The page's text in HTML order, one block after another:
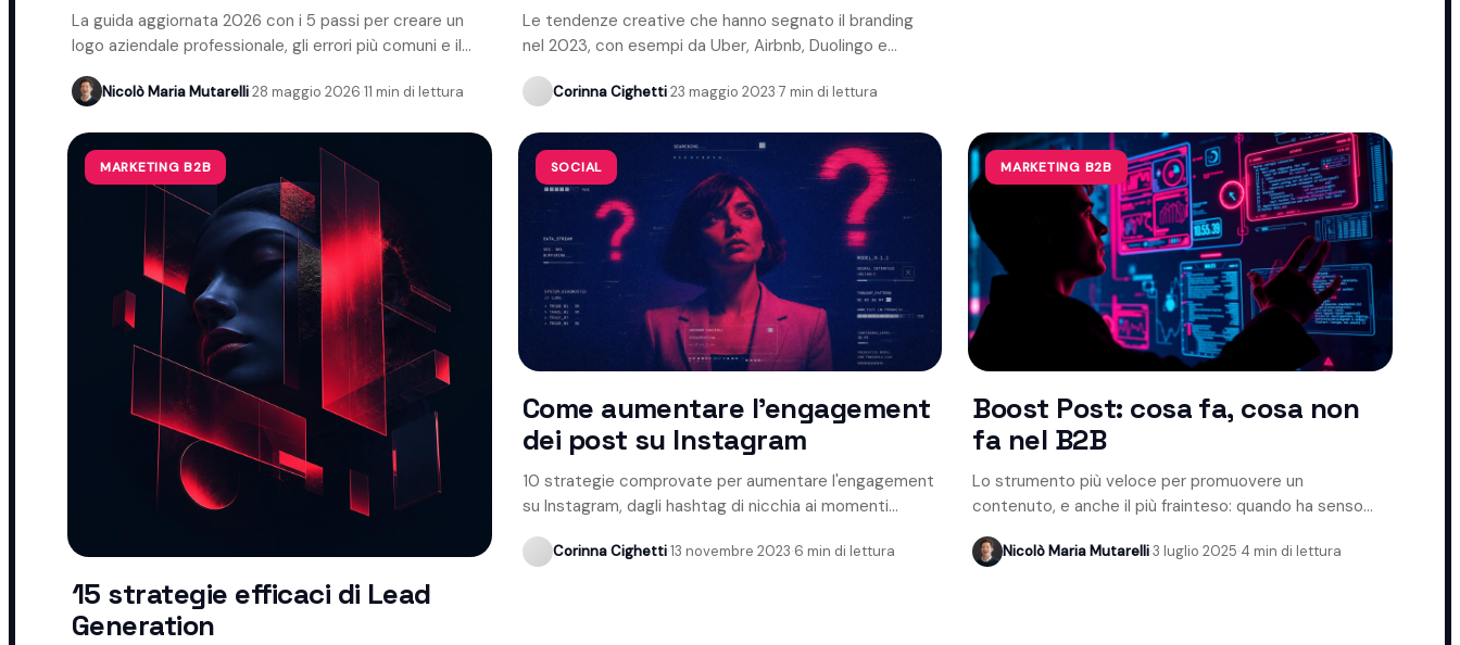
La guida aggiornata 2026 con i 5 passi per creare un
logo aziendale professionale, gli errori più comuni e il
ruolo dell'AI.
Nicolò Maria Mutarelli·28 maggio 2026·11 min di lettura
Le tendenze creative che hanno segnato il branding
nel 2023, con esempi da Uber, Airbnb, Duolingo e
Coca-Cola.
Corinna Cighetti·23 maggio 2023·7 min di lettura
MARKETING B2B
15 strategie efficaci di Lead
Generation
SOCIAL
Come aumentare l'engagement
dei post su Instagram
10 strategie comprovate per aumentare l'engagement
su Instagram, dagli hashtag di nicchia ai momenti
Corinna Cighetti·13 novembre 2023·6 min di lettura
MARKETING B2B
Boost Post: cosa fa, cosa non
fa nel B2B
Lo strumento più veloce per promuovere un
contenuto, e anche il più frainteso: quando ha senso
Nicolò Maria Mutarelli·3 luglio 2025·4 min di lettura